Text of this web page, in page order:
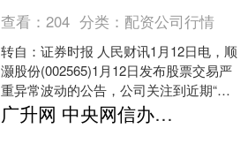
查看：204 分类： 配资公司行情
转自：证券时报 人民财讯1月12日电，顺
灏股份(002565)1月12日发布股票交易严
重异常波动的公告，公司关注到近期“商
业航天概念股”因商业航天相关政策及有
关....
广升网 中央网信办：聚焦涉企辟谣，优化营商网络环境